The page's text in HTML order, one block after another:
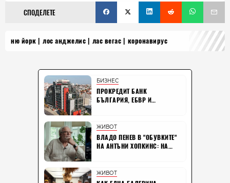
СПОДЕЛЕТЕ
ню йорк лос анджелис лас вегас коронавирус